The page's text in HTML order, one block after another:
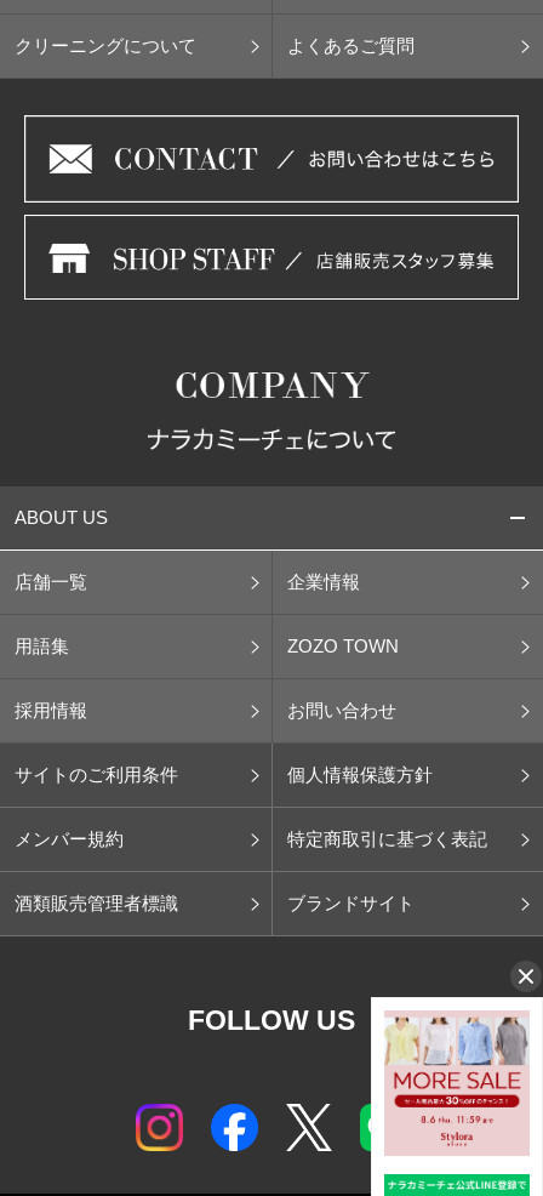
クリーニングについて よくあるご質問
ABOUT US
店舗一覧 企業情報
用語集 ZOZO TOWN
採用情報 お問い合わせ
サイトのご利用条件 個人情報保護方針
メンバー規約 特定商取引に基づく表記
酒類販売管理者標識 ブランドサイト
FOLLOW US